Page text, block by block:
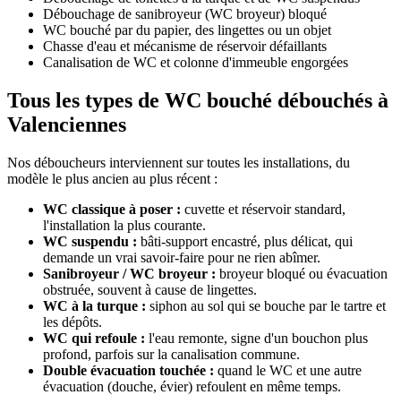
Débouchage de sanibroyeur (WC broyeur) bloqué
WC bouché par du papier, des lingettes ou un objet
Chasse d'eau et mécanisme de réservoir défaillants
Canalisation de WC et colonne d'immeuble engorgées
Tous les types de WC bouché débouchés à
Valenciennes
Nos déboucheurs interviennent sur toutes les installations, du
modèle le plus ancien au plus récent :
WC classique à poser : cuvette et réservoir standard,
l'installation la plus courante.
WC suspendu : bâti-support encastré, plus délicat, qui
demande un vrai savoir-faire pour ne rien abîmer.
Sanibroyeur / WC broyeur : broyeur bloqué ou évacuation
obstruée, souvent à cause de lingettes.
WC à la turque : siphon au sol qui se bouche par le tartre et
les dépôts.
WC qui refoule : l'eau remonte, signe d'un bouchon plus
profond, parfois sur la canalisation commune.
Double évacuation touchée : quand le WC et une autre
évacuation (douche, évier) refoulent en même temps.